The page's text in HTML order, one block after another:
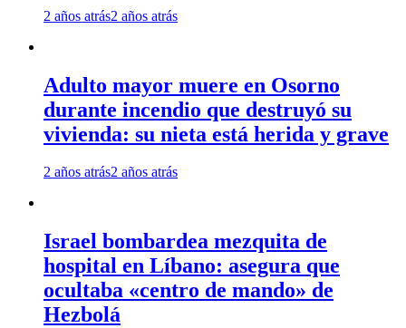
2 años atrás2 años atrás
Adulto mayor muere en Osorno
durante incendio que destruyó su
vivienda: su nieta está herida y grave
2 años atrás2 años atrás
Israel bombardea mezquita de
hospital en Líbano: asegura que
ocultaba «centro de mando» de
Hezbolá